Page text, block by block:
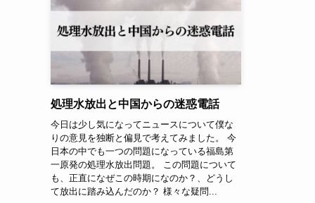
処理水放出と中国からの迷惑電話
今日は少し気になってニュースについて僕な
りの意見を独断と偏見で考えてみました。 今
日本の中でも一つの問題になっている福島第
一原発の処理水放出問題。 この問題について
も、正直になぜこの時期になのか？、どうし
て放出に踏み込んだのか？ 様々な疑問...